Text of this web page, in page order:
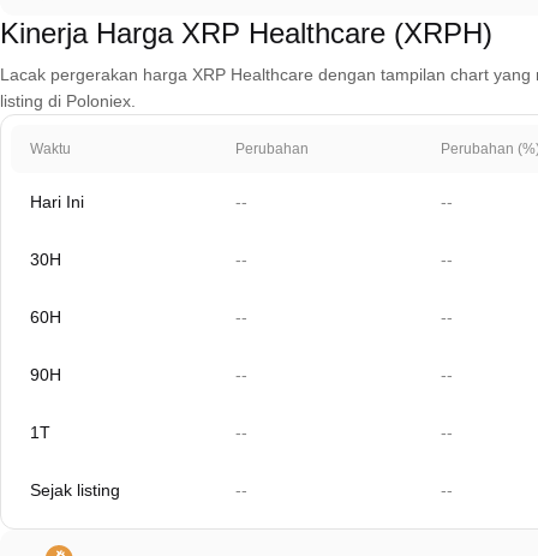
Kinerja Harga XRP Healthcare (XRPH)
Lacak pergerakan harga XRP Healthcare dengan tampilan chart
listing di Poloniex.
Waktu Perubahan Perubahan
Hari Ini -- --
30H -- --
60H -- --
90H -- --
1T -- --
Sejak listing -- --